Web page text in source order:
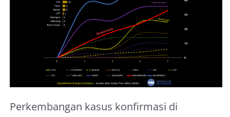
Perkembangan kasus konfirmasi di